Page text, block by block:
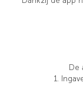
De
1.